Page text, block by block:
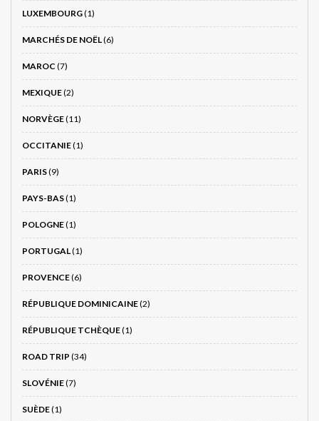
LUXEMBOURG(1)
MARCHÉS DE NOËL(6)
MAROC (7)
MEXIQUE(2)
NORVÈGE(11)
OCCITANIE(1)
PARIS(9)
PAYS-BAS(1)
POLOGNE(1)
PORTUGAL(1)
PROVENCE(6)
RÉPUBLIQUE DOMINICAINE(2)
RÉPUBLIQUE TCHÈQUE(1)
ROAD TRIP (34)
SLOVÉNIE(7)
SUÈDE(1)